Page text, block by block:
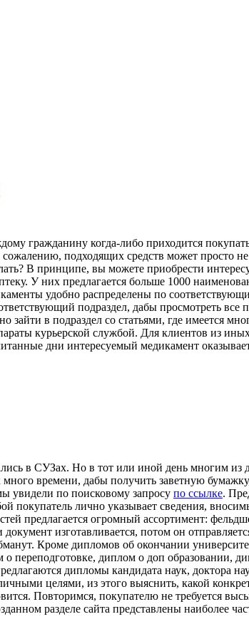
гражданину когда-либо приходится
подходящих средств может просто
В принципе, вы можете приобрести
У них предлагается больше 1000
удобно распределены по
подраздел, дабы просмотреть
в подраздел со статьями, где имеется
курьерской службой. Для клиентов из
дни интересуемый медикамент
в СУЗах. Но в тот или иной день многим из
времени, дабы получить заветную
увидели по поисковому запросу по ссылке.
покупатель лично указывает сведения,
предлагается огромный ассортимент:
изготавливается, потом он
Кроме дипломов об окончании
переподготовке, диплом о доп образовании,
дипломы кандидата наук, доктора
целями, из этого выяснить, какой
Повторимся, покупателю не требуется
разделе сайта представлены наиболее